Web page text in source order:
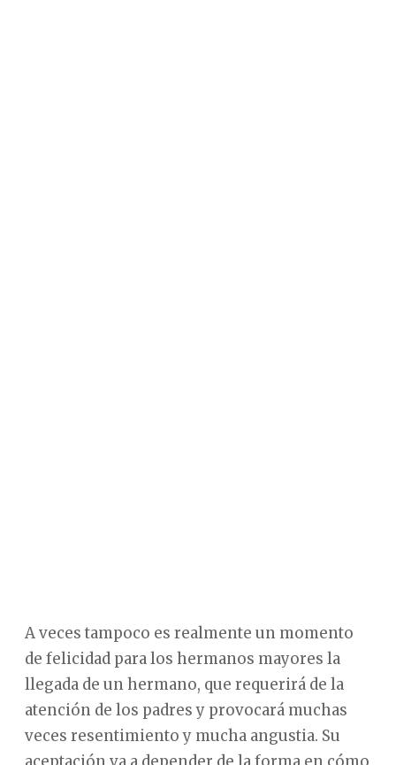
A veces tampoco es realmente un momento
de felicidad para los hermanos mayores la
llegada de un hermano, que requerirá de la
atención de los padres y provocará muchas
veces resentimiento y mucha angustia. Su
aceptación va a depender de la forma en cómo